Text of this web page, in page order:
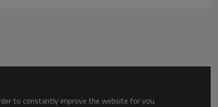
to constantly improve the website for you.